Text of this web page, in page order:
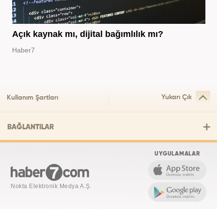
Açık kaynak mı, dijital bağımlılık mı?
Haber7
Kullanım Şartları Yukarı Çık
BAĞLANTILAR
Nokta Elektronik Medya A.Ş.
UYGULAMALAR